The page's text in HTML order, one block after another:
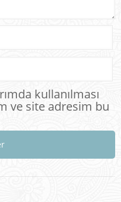
kullanılması
ve site adresim bu